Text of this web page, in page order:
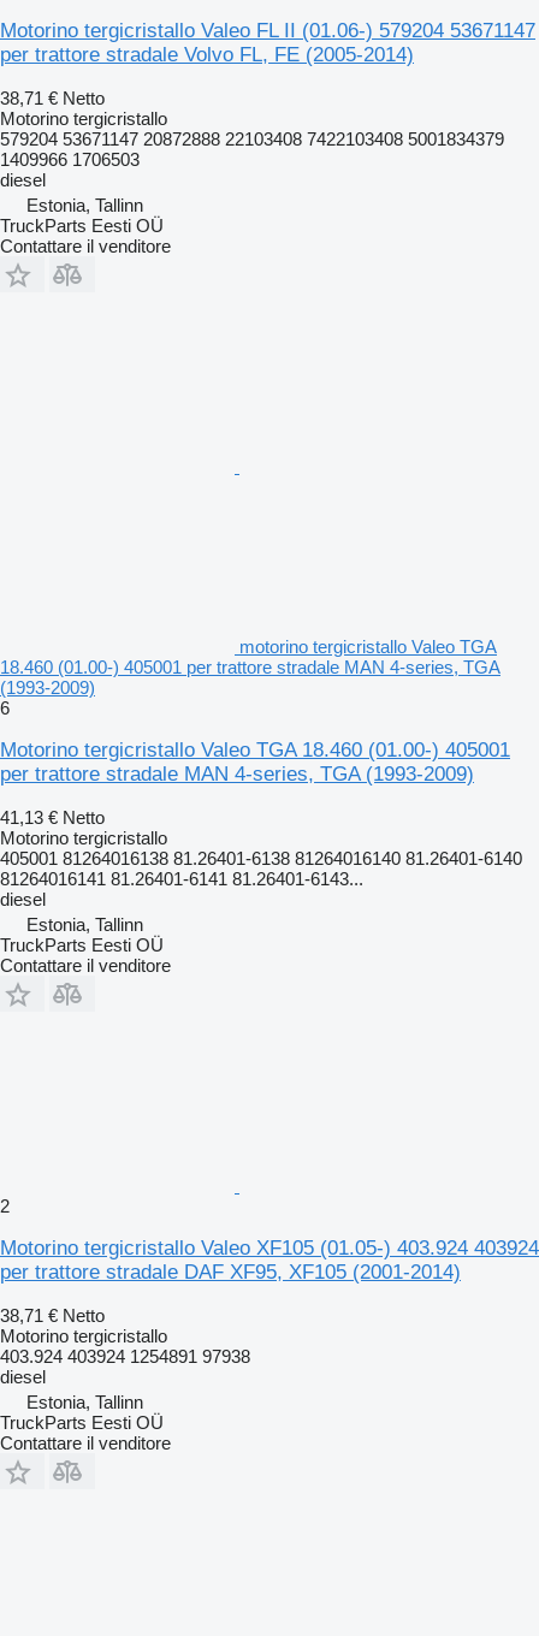
Motorino tergicristallo Valeo FL II (01.06-) 579204 53671147
per trattore stradale Volvo FL, FE (2005-2014)
38,71 € Netto
Motorino tergicristallo
579204 53671147 20872888 22103408 7422103408 5001834379
1409966 1706503
diesel
Estonia, Tallinn
TruckParts Eesti OÜ
Contattare il venditore
motorino tergicristallo Valeo TGA
18.460 (01.00-) 405001 per trattore stradale MAN 4-series, TGA
(1993-2009)
6
Motorino tergicristallo Valeo TGA 18.460 (01.00-) 405001
per trattore stradale MAN 4-series, TGA (1993-2009)
41,13 € Netto
Motorino tergicristallo
405001 81264016138 81.26401-6138 81264016140 81.26401-6140
81264016141 81.26401-6141 81.26401-6143...
diesel
Estonia, Tallinn
TruckParts Eesti OÜ
Contattare il venditore
2
Motorino tergicristallo Valeo XF105 (01.05-) 403.924 403924
per trattore stradale DAF XF95, XF105 (2001-2014)
38,71 € Netto
Motorino tergicristallo
403.924 403924 1254891 97938
diesel
Estonia, Tallinn
TruckParts Eesti OÜ
Contattare il venditore